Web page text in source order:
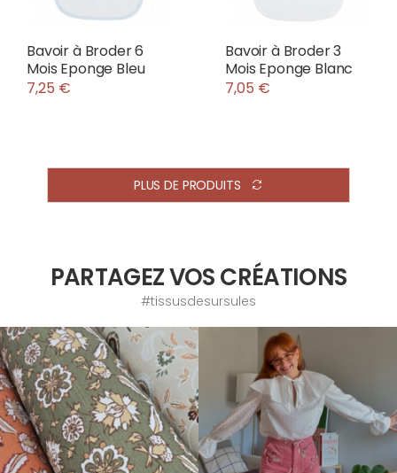
Bavoir à Broder 6
Mois Eponge Bleu
7,25 €
Bavoir à Broder 3
Mois Eponge Blanc
7,05 €
PLUS DE PRODUITS
PARTAGEZ VOS CRÉATIONS
#tissusdesursules